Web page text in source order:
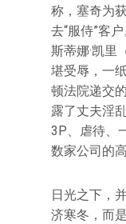
称，塞奇为
去“服侍”客
斯蒂娜·凯里
堪受辱，一
顿法院递交
露了丈夫淫
3P、虐待、
数家公司的高
日光之下，
济寒冬，而